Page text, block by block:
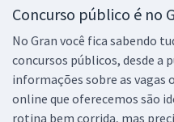
Concurso público é no
No Gran você fica sabendo
concursos públicos, desde a
informações sobre as vagas
online que oferecemos são
rotina bem corrida, mas